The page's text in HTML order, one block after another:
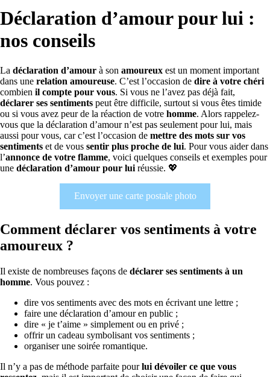
Déclaration d’amour pour lui :
nos conseils
La déclaration d’amour à son amoureux est un moment important
dans une relation amoureuse. C’est l’occasion de dire à votre chéri
combien il compte pour vous. Si vous ne l’avez pas déjà fait,
déclarer ses sentiments peut être difficile, surtout si vous êtes timide
ou si vous avez peur de la réaction de votre homme. Alors rappelez-
vous que la déclaration d’amour n’est pas seulement pour lui, mais
aussi pour vous, car c’est l’occasion de mettre des mots sur vos
sentiments et de vous sentir plus proche de lui. Pour vous aider dans
l’annonce de votre flamme, voici quelques conseils et exemples pour
une déclaration d’amour pour lui réussie. 💖
Envoyer une carte postale photo
Comment déclarer vos sentiments à votre
amoureux ?
Il existe de nombreuses façons de déclarer ses sentiments à un
homme. Vous pouvez :
dire vos sentiments avec des mots en écrivant une lettre ;
faire une déclaration d’amour en public ;
dire « je t’aime » simplement ou en privé ;
offrir un cadeau symbolisant vos sentiments ;
organiser une soirée romantique.
Il n’y a pas de méthode parfaite pourlui dévoiler ce que vous